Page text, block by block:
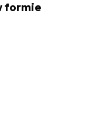
formie